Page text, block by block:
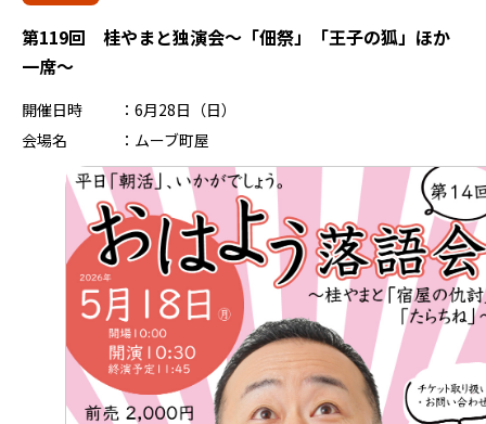
第119回 桂やまと独演会～「佃祭」「王子の狐」ほか
一席～
開催日時
6月28日（日）
会場名
ムーブ町屋